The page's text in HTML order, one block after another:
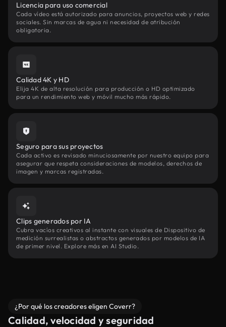
Licencia para uso comercial
Cada vídeo está autorizado para anuncios, proyectos web y redes
sociales. Sin marcas de agua ni necesidad de atribución
obligatoria.
Calidad 4K y HD
Elija 4K de alta resolución para producción o HD optimizado
para un rendimiento web y móvil mucho más rápido.
Seguro para sus proyectos
Cada activo es revisado minuciosamente por nuestro equipo para
asegurar que respeta consideraciones de modelos, derechos de
imagen y marcas registradas.
Clips generados por IA
Cubra vacíos creativos al instante con visuales de Dispositivo de
medición surrealistas o abstractos generados por modelos de IA
de primer nivel. Explore más en AI Studio.
¿Por qué los creadores eligen Coverr?
Calidad, velocidad y seguridad